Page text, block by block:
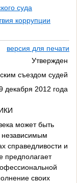
суда
коррупции
версия для печати
Утвержден
съездом судей
декабря 2012 года
может быть
независимым
справедливости и
предполагает
своих